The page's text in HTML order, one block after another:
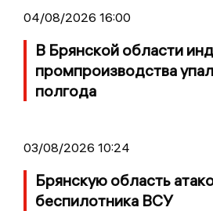
04/08/2026 16:00
В Брянской области
промпроизводства
полгода
03/08/2026 10:24
Брянскую область
беспилотника ВСУ